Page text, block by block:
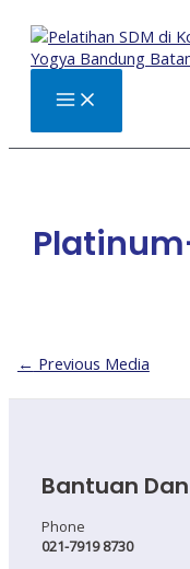
content
Main
Menu
Post
← Previous Media
Bantuan
Phone
021-7919 8730